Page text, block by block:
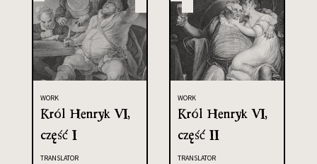
WORK
Król Henryk VI,
część I
TRANSLATOR
WORK
Król Henryk VI,
część II
TRANSLATOR